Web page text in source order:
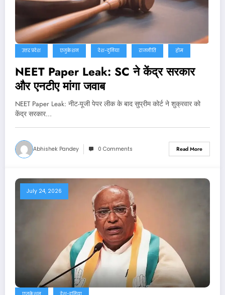
उत्तर प्रदेश एजुकेशन देश-दुनिया राजनीति होम
NEET Paper Leak: SC ने केंद्र सरकार
और एनटीए मांगा जवाब
NEET Paper Leak: नीट-यूजी पेपर लीक के बाद सुप्रीम कोर्ट ने शुक्रवार को
केंद्र सरकार…
Abhishek Pandey 0 Comments Read More
July 24, 2026